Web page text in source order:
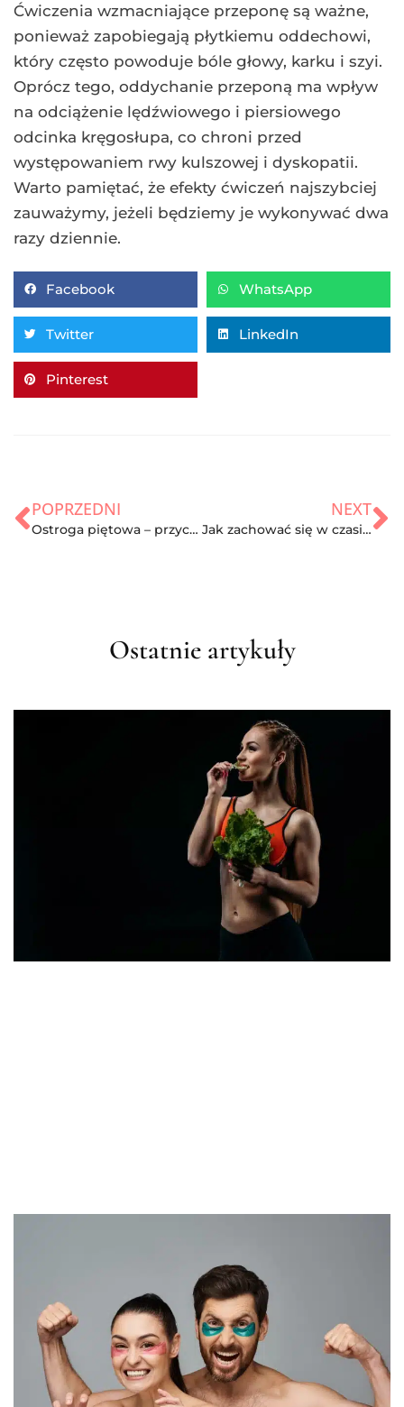
Ćwiczenia wzmacniające przeponę są ważne,
ponieważ zapobiegają płytkiemu oddechowi,
który często powoduje bóle głowy, karku i szyi.
Oprócz tego, oddychanie przeponą ma wpływ
na odciążenie lędźwiowego i piersiowego
odcinka kręgosłupa, co chroni przed
występowaniem rwy kulszowej i dyskopatii.
Warto pamiętać, że efekty ćwiczeń najszybciej
zauważymy, jeżeli będziemy je wykonywać dwa
razy dziennie.
Facebook WhatsApp
Twitter LinkedIn
Pinterest
POPRZEDNI
Ostroga piętowa – przyczyny, objawy i leczenie
NEXT
Jak zachować się w czasie burzy?
Ostatnie artykuły